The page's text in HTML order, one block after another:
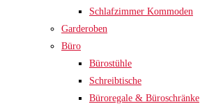
Schlafzimmer Kommoden
Garderoben
Büro
Bürostühle
Schreibtische
Büroregale & Büroschränke